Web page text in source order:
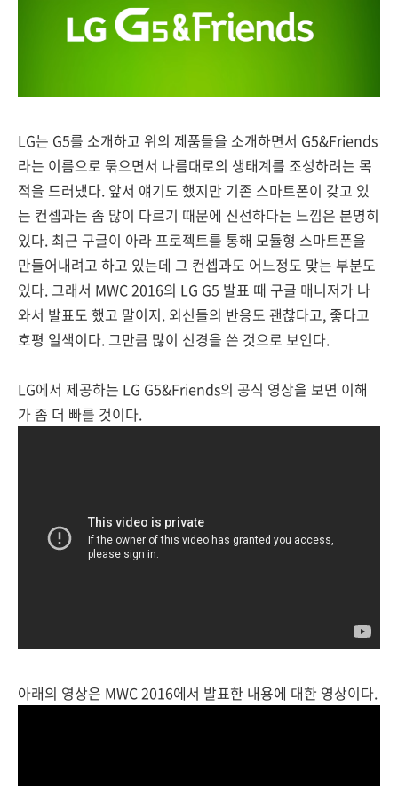
LG는 G5를 소개하고 위의 제품들을 소개하면서 G5&Friends
라는 이름으로 묶으면서 나름대로의 생태계를 조성하려는 목
적을 드러냈다. 앞서 얘기도 했지만 기존 스마트폰이 갖고 있
는 컨셉과는 좀 많이 다르기 때문에 신선하다는 느낌은 분명히
있다. 최근 구글이 아라 프로젝트를 통해 모듈형 스마트폰을
만들어내려고 하고 있는데 그 컨셉과도 어느정도 맞는 부분도
있다. 그래서 MWC 2016의 LG G5 발표 때 구글 매니저가 나
와서 발표도 했고 말이지. 외신들의 반응도 괜찮다고, 좋다고
호평 일색이다. 그만큼 많이 신경을 쓴 것으로 보인다.
LG에서 제공하는 LG G5&Friends의 공식 영상을 보면 이해
가 좀 더 빠를 것이다.
아래의 영상은 MWC 2016에서 발표한 내용에 대한 영상이다.